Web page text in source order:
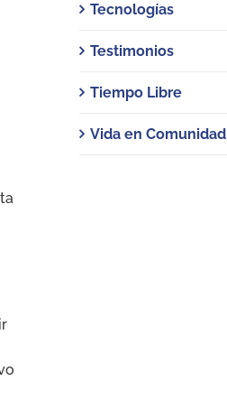
Tecnologías
Testimonios
Tiempo Libre
Vida en Comunidad